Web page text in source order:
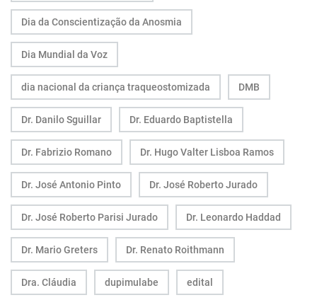
Dia da Conscientização da Anosmia
Dia Mundial da Voz
dia nacional da criança traqueostomizada DMB
Dr. Danilo Sguillar Dr. Eduardo Baptistella
Dr. Fabrizio Romano Dr. Hugo Valter Lisboa Ramos
Dr. José Antonio Pinto Dr. José Roberto Jurado
Dr. José Roberto Parisi Jurado Dr. Leonardo Haddad
Dr. Mario Greters Dr. Renato Roithmann
Dra. Cláudia dupimulabe edital